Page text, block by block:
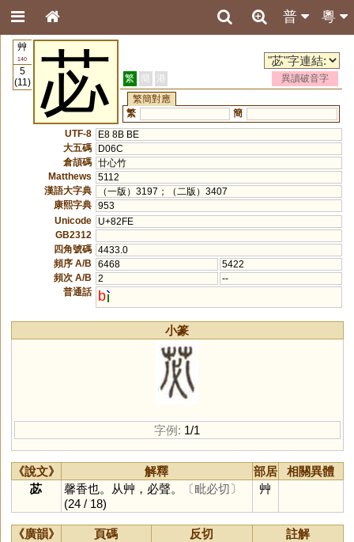
粵
普
艸
140
5
(11)
苾 繁 簡 港
異讀破音字
繁簡對應
繁
簡
UTF-8
E8 8B BE
大五碼
D06C
倉頡碼 廿心竹
Matthews
5112
漢語大字典
（一版）3197；（二版）3407
康熙字典 953
Unicode
U+82FE
GB2312
四角號碼 4433.0
頻序 A/B
6468
5422
頻次 A/B
2
--
普通話
b
小篆
字例: 1/1
《說文》 解釋 部居
相關異體
苾
馨香也。从艸，必聲。
〔毗必切〕
(24 / 18)
艸
《廣韻》 頁碼 反切
註解